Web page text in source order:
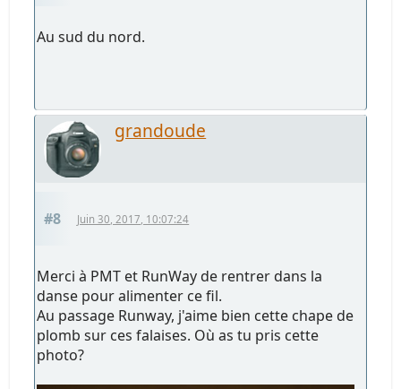
Au sud du nord.
grandoude
#8 Juin 30, 2017, 10:07:24
Merci à PMT et RunWay de rentrer dans la
danse pour alimenter ce fil.
Au passage Runway, j'aime bien cette chape de
plomb sur ces falaises. Où as tu pris cette
photo?